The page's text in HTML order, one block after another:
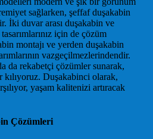
sağlarken, şeffaf duşakabin
İki duvar arası duşakabin ve
için de çözüm
montajı ve yerden duşakabin
vazgeçilmezlerindendir.
da rekabetçi çözümler sunarak,
Duşakabinci olarak,
yaşam kalitenizi artıracak
Çözümleri